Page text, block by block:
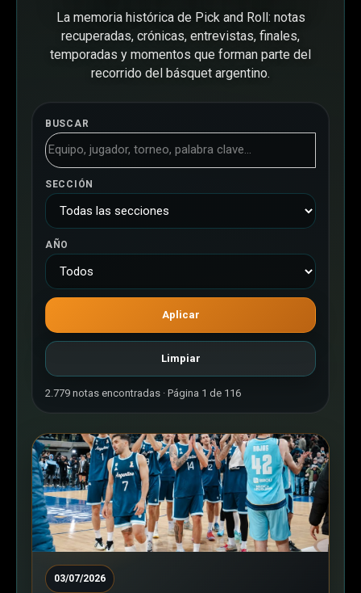
La memoria histórica de Pick and Roll: notas
recuperadas, crónicas, entrevistas, finales,
temporadas y momentos que forman parte del
recorrido del básquet argentino.
BUSCAR
SECCIÓN
AÑO
Aplicar
Limpiar
2.779 notas encontradas · Página 1 de 116
03/07/2026